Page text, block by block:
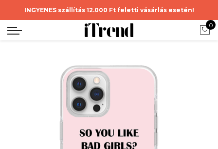
INGYENES szállítás 12.000 Ft feletti vásárlás esetén!
0